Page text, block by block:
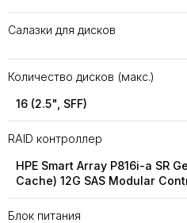
Салазки для дисков
Количество дисков (макс.)
16 (2.5", SFF)
RAID контроллер
HPE Smart Array P816i-a SR
Cache) 12G SAS Modular
Блок питания